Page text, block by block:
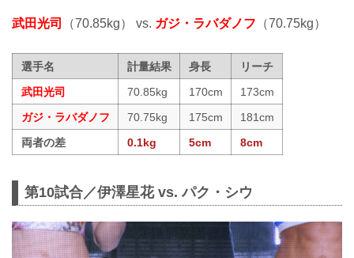
武田光司 （70.85kg） vs. ガジ・ラバダノフ （70.75kg）
選手名 計量結果 身長
リーチ
武田光司
70.85kg 170cm
173cm
ガジ・ラバダノフ
70.75kg 175cm
181cm
両者の差
0.1kg 5cm 8cm
第10試合／伊澤星花 vs. パク・シウ